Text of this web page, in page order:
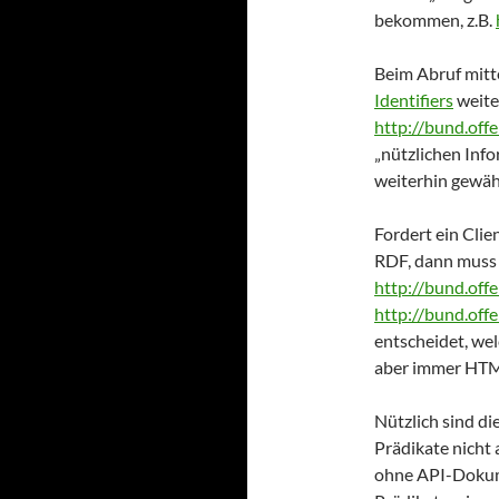
bekommen, z.B.
Beim Abruf
Identifiers
http://
„nützlichen
weiterhin
Fordert ein
RDF, dann
http://
http://
entscheidet,
aber immer
Nützlich sind
Prädikate nicht
ohne API-